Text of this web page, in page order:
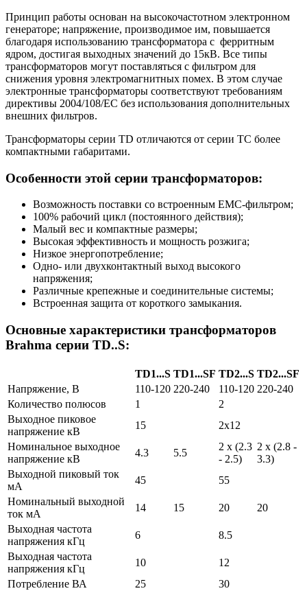
Принцип работы основан на высокочастотном электронном
генераторе; напряжение, производимое им, повышается
благодаря использованию трансформатора с ферритным
ядром, достигая выходных значений до 15кВ. Все типы
трансформаторов могут поставляться с фильтром для
снижения уровня электромагнитных помех. В этом случае
электронные трансформаторы соответствуют требованиям
директивы 2004/108/EC без использования дополнительных
внешних фильтров.
Трансформаторы серии TD отличаются от серии TC более
компактными габаритами.
Особенности этой серии трансформаторов:
Возможность поставки со встроенным EMC-фильтром;
100% рабочий цикл (постоянного действия);
Малый вес и компактные размеры;
Высокая эффективность и мощность розжига;
Низкое энергопотребление;
Одно- или двухконтактный выход высокого
напряжения;
Различные крепежные и соединительные системы;
Встроенная защита от короткого замыкания.
Основные характеристики трансформаторов
Brahma серии TD..S:
TD1...S TD1...SF TD2...S TD2...SF
Напряжение, В
110-120 220-240 110-120 220-240
Количество полюсов
1
2
Выходное пиковое
напряжение кВ
15
2x12
Номинальное выходное
напряжение кВ
4.3 5.5
2 x (2.3
- 2.5)
2 x (2.8 -
3.3)
Выходной пиковый ток
мА
45
55
Номинальный выходной
ток мА
14 15 20
20
Выходная частота
напряжения кГц
6
8.5
Выходная частота
напряжения кГц
10
12
Потребление ВА
25 30